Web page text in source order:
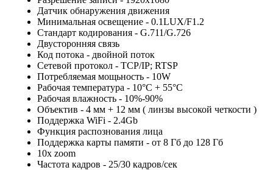
Датчик обнаружения движения
Минимальная освещение - 0.1LUX/F1.2
Стандарт кодирования - G.711/G.726
Двусторонняя связь
Код потока - двойной поток
Сетевой протокол - TCP/IP; RTSP
Потребляемая мощьность - 10W
Рабочая температура - 10°С + 55°С
Рабочая влажность - 10%-90%
Объектив - 4 мм + 12 мм ( линзы высокой четкости )
Поддержка WiFi - 2.4Gb
Функция распознования лица
Поддержка карты памяти - от 8 Гб до 128 Гб
10х zoom
Частота кадров - 25/30 кадров/сек